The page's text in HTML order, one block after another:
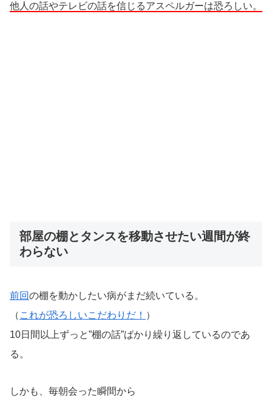
他人の話やテレビの話を信じるアスペルガーは恐ろしい。
部屋の棚とタンスを移動させたい週間が終
わらない
前回の棚を動かしたい病がまだ続いている。
（ これが恐ろしいこだわりだ！ ）
10日間以上ずっと”棚の話”ばかり繰り返しているのであ
る。
しかも、毎朝会った瞬間から